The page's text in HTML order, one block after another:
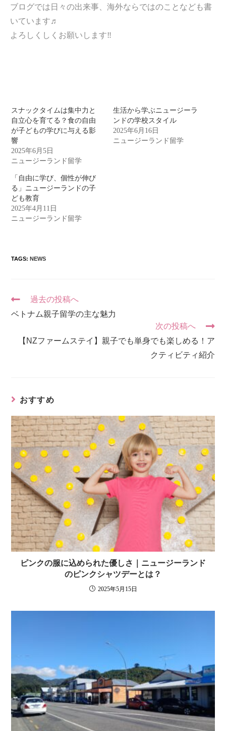
ブログでは日々の出来事、海外ならではのことなども書
いています♬
よろしくしくお願いします‼︎
スナックタイムは集中力と
自立心を育てる？食の自由
が子どもの学びに与える影
響
2025年6月5日
ニュージーランド留学
生活から学ぶニュージーラ
ンドの学校スタイル
2025年6月16日
ニュージーランド留学
「自由に学び、個性が伸び
る」ニュージーランドの子
ども教育
2025年4月11日
ニュージーランド留学
TAGS:NEWS
過去の投稿へ
ベトナム親子留学の主な魅力
次の投稿へ
【NZファームステイ】親子でも単身でも楽しめる！ア
クティビティ紹介
おすすめ
ピンクの服に込められた優しさ｜ニュージーランド
のピンクシャツデーとは？
2025年5月15日